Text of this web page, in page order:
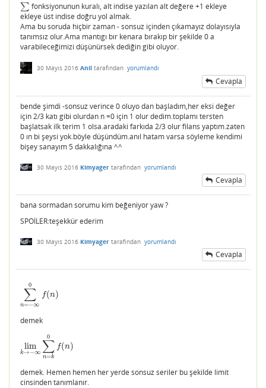
∑
∑
fonksiyonunun kuralı, alt indise yazılan alt değere +1 ekleye
ekleye üst indise doğru yol almak.
Ama bu soruda hiçbir zaman - sonsuz içinden çıkamayız dolayısıyla
tanımsız olur.Ama mantıgı bır kenara bırakıp bir şekilde 0 a
varabileceğimizi düşünürsek dediğin gibi oluyor.
30 Mayıs 2016 Anil tarafından yorumlandı
Cevapla
bende şimdi -sonsuz verince 0 oluyo dan başladım,her eksi değer
için 2/3 katı gibi olurdan n =0 için 1 olur dedim.toplamı tersten
başlatsak ilk terim 1 olsa.aradaki farkıda 2/3 olur filans yaptım.zaten
0 ın bi şeysi yok.böyle düşündüm.anıl hatam varsa söyleme kendimi
bişey sanayım 5 dakkalığına ^^
30 Mayıs 2016 Kimyager tarafından yorumlandı
Cevapla
bana sormadan sorumu kim beğeniyor yaw ?
SPOİLER:teşekkür ederim
30 Mayıs 2016 Kimyager tarafından yorumlandı
Cevapla
∑
n=−∞
0
f(n)
∑n= − 0f(n)
demek
lim
k→−∞ ∑
n=k
0
f(n)
limk→ −∞ ∑ n=k0f
demek. Hemen hemen her yerde sonsuz seriler bu şekilde limit
cinsinden tanımlanır.